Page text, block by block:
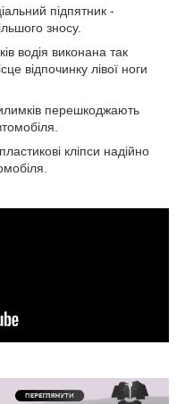
підпятник -
зносу.
водія виконана так
відпочинку лівої ноги
перешкоджають
кліпси надійно